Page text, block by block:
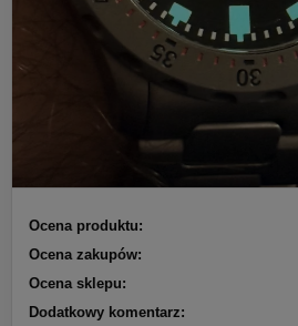
Ocena produktu:
Ocena zakupów:
Ocena sklepu:
Dodatkowy komentarz: